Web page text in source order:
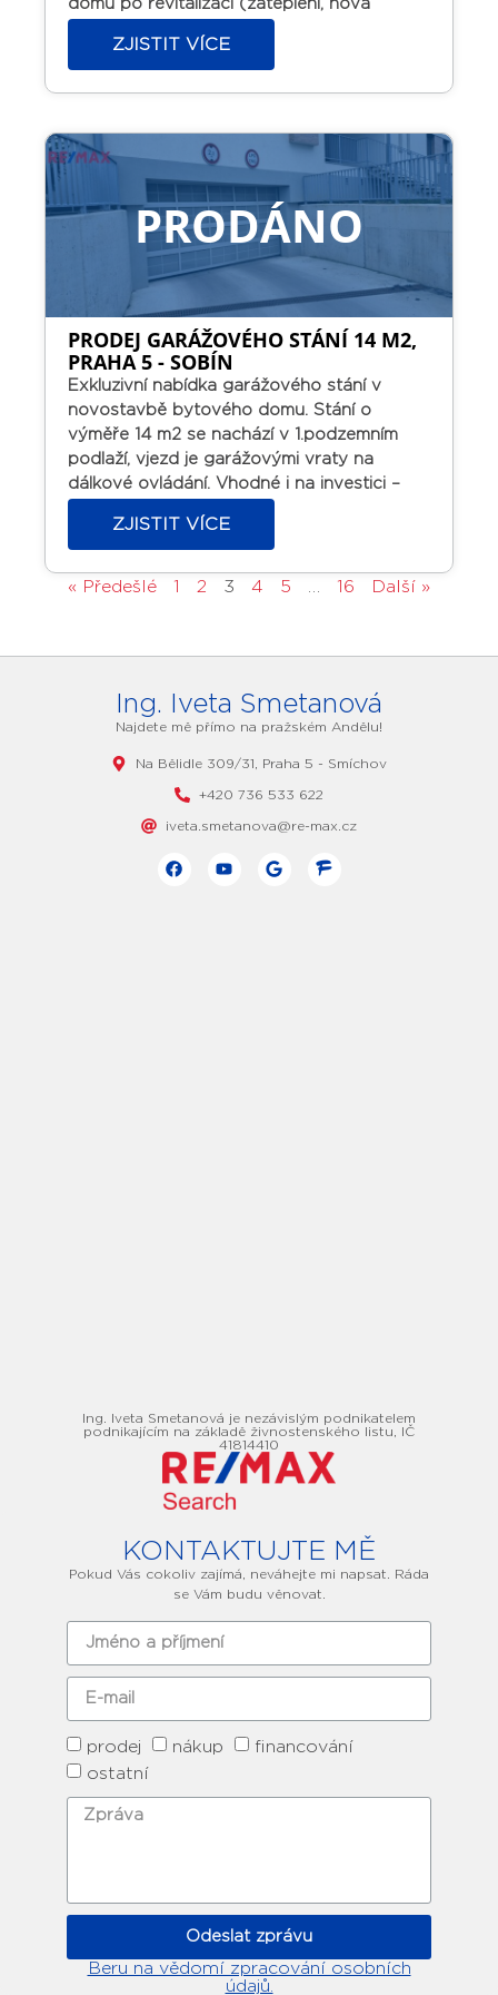
Píšovického lesa nebo lesoparku
Hodkovičky. Prodávající si vyhrazuje právo
vybrat kupujícího na základě jím zvolených
kritérií.
střecha, výtah, plastová okna). Má ideální
orientaci – obývací pokoj s lodžií na jih 6,8
m2. V místě Thomayerova nemocnice,
školky, školy, obchodní centrum Plaza, v
blízkosti Michelského a Kunratického lesa.
Osobní vlastnictví s možností financování
hypotékou.
ZJISTIT VÍCE
PRODÁNO
PRODEJ GARÁŽOVÉHO STÁNÍ 14 M2,
PRAHA 5 - SOBÍN
Exkluzivní nabídka garážového stání v
novostavbě bytového domu. Stání o
výměře 14 m2 se nachází v 1.podzemním
podlaží, vjezd je garážovými vraty na
dálkové ovládání. Vhodné i na investici –
dům se nachází v blízkosti letiště.
ZJISTIT VÍCE
« Předešlé 1 2 3 4 5 … 16 Další »
Ing. Iveta Smetanová
Najdete mě přímo na pražském Andělu!
Na Bělidle 309/31, Praha 5 - Smíchov
+420 736 533 622
iveta.smetanova@re-max.cz
Ing. Iveta Smetanová je nezávislým podnikatelem
podnikajícím na základě živnostenského listu, IČ
41814410
KONTAKTUJTE MĚ
Pokud Vás cokoliv zajímá, neváhejte mi napsat. Ráda
se Vám budu věnovat.
prodej nákup
financování
ostatní
Odeslat zprávu
Beru na vědomí zpracování osobních
údajů.